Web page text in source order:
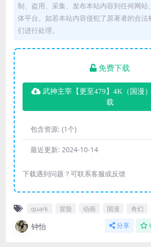
制、盗用、采集、发布本站内容到任何网站
体平台。如若本站内容侵犯了原著者的合法
们进行处理。
免费下载
武神主宰【更至479】4K（国漫
载
包含资源: (1个)
最近更新: 2024-10-14
下载遇到问题？可联系客服或反馈
quark 冒险 动画 国漫 奇幻
钟怡 分享